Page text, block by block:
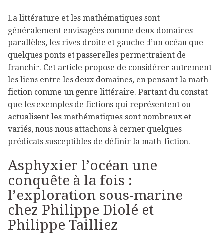
La littérature et les mathématiques sont
généralement envisagées comme deux domaines
parallèles, les rives droite et gauche d’un océan que
quelques ponts et passerelles permettraient de
franchir. Cet article propose de considérer autrement
les liens entre les deux domaines, en pensant la math-
fiction comme un genre littéraire. Partant du constat
que les exemples de fictions qui représentent ou
actualisent les mathématiques sont nombreux et
variés, nous nous attachons à cerner quelques
prédicats susceptibles de définir la math-fiction.
Asphyxier l’océan une
conquête à la fois :
l’exploration sous-marine
chez Philippe Diolé et
Philippe Tailliez